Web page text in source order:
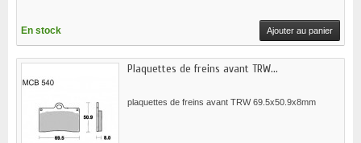
En stock Ajouter au panier
Plaquettes de freins avant TRW...
plaquettes de freins avant TRW 69.5x50.9x8mm